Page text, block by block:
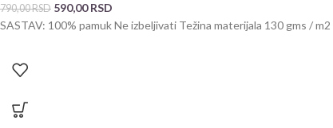
790,00RSD 590,00RSD
SASTAV: 100% pamuk Ne izbeljivati Težina materijala 130 gms /